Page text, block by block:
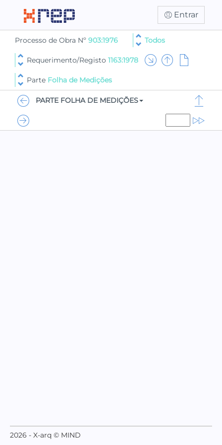
Entrar
Processo de Obra Nº 903:1976 Todos
Requerimento/Registo 1163:1978
Parte Folha de Medições
PARTE FOLHA DE MEDIÇÕES
2026 - X-arq © MIND